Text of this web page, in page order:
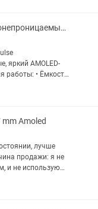
Смарт-часы водонепроницаемые, яркий AMOLED-экран.
яркий AMOLED-
Amoled
лучше
продажи: я не
и не использую